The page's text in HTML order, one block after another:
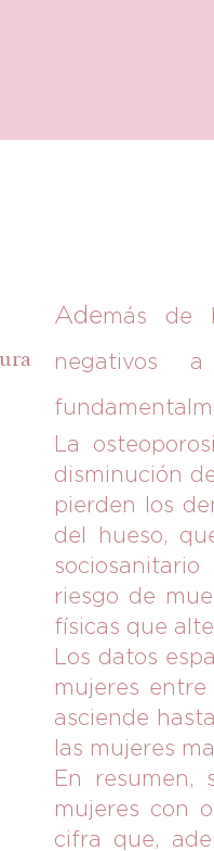
Además de
negativos
La
disminución
pierden los
del hueso,
riesgo de
físicas que
Los datos
mujeres
asciende
las mujeres
En resumen,
mujeres con
cifra que,